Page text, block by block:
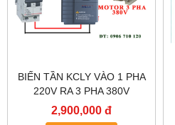
BIẾN TẦN KCLY VÀO 1 PHA
220V RA 3 PHA 380V
0.75KW, BIẾN TẦN KCLY
KOC600-R75GT3-B
2,900,000 đ